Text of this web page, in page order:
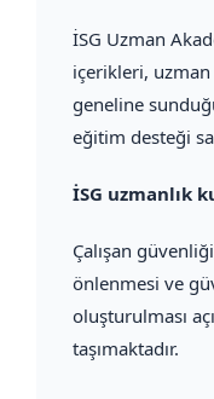
İSG Uzman
içerikleri,
geneline
eğitim desteği
İSG uzmanlık
Çalışan
önlenmesi ve
oluşturulması
taşımaktadır.